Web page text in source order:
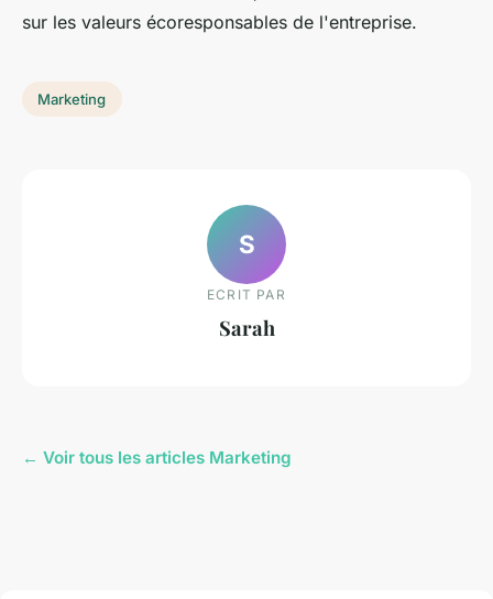
sur les valeurs écoresponsables de l'entreprise.
Marketing
S
ECRIT PAR
Sarah
← Voir tous les articles Marketing